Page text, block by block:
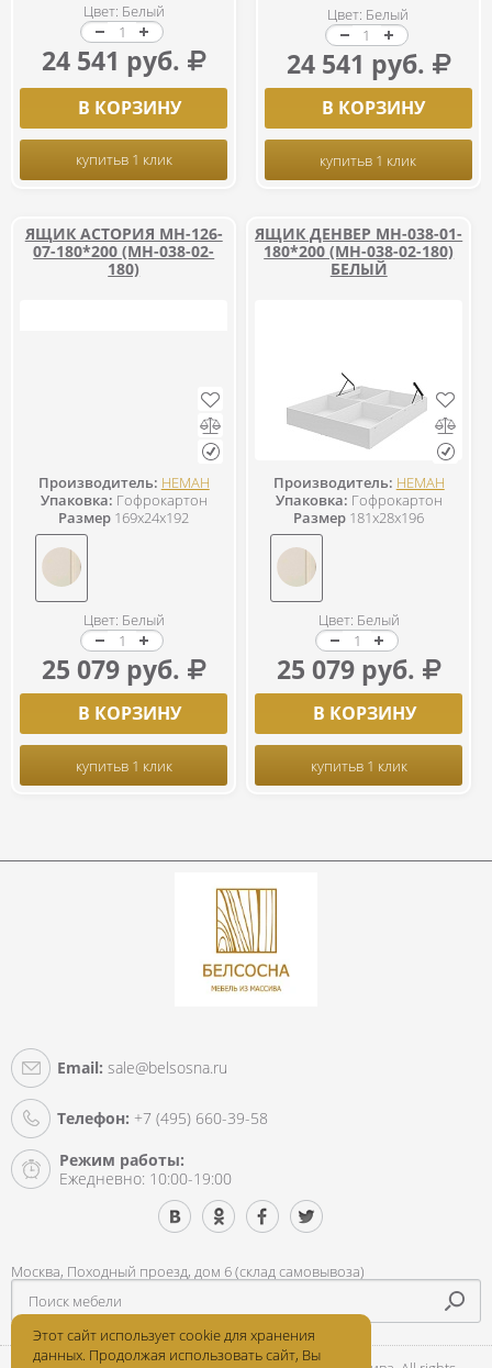
Этот сайт использует cookie для хранения
данных. Продолжая использовать сайт, Вы
Цвет: Белый
24 541 руб.
В КОРЗИНУ
купитьв 1 клик
Цвет: Белый
24 541 руб.
В КОРЗИНУ
купитьв 1 клик
ЯЩИК АСТОРИЯ МН-126-
07-180*200 (МН-038-02-
180)
Производитель: НЕМАН
Упаковка: Гофрокартон
Размер 169x24x192
Цвет: Белый
25 079 руб.
В КОРЗИНУ
купитьв 1 клик
ЯЩИК ДЕНВЕР МН-038-01-
180*200 (МН-038-02-180)
БЕЛЫЙ
Производитель: НЕМАН
Упаковка: Гофрокартон
Размер 181x28x196
Цвет: Белый
25 079 руб.
В КОРЗИНУ
купитьв 1 клик
Email: sale@belsosna.ru
Телефон: +7 (495) 660-39-58
Режим работы:
Ежедневно: 10:00-19:00
Москва, Походный проезд, дом 6 (склад самовывоза)